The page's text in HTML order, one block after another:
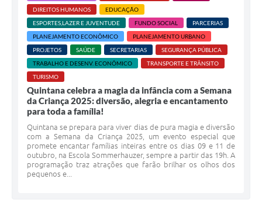
DIREITOS HUMANOS
EDUCAÇÃO
ESPORTES,LAZER E JUVENTUDE
FUNDO SOCIAL
PARCERIAS
PLANEJAMENTO ECONÔMICO
PLANEJAMENTO URBANO
PROJETOS
SAÚDE SECRETARIAS
SEGURANÇA PÚBLICA
TRABALHO E DESENV. ECONÔMICO
TRANSPORTE E TRÂNSITO
TURISMO
Quintana celebra a magia da infância com a Semana
da Criança 2025: diversão, alegria e encantamento
para toda a família!
Quintana se prepara para viver dias de pura magia e diversão
com a Semana da Criança 2025, um evento especial que
promete encantar famílias inteiras entre os dias 09 e 11 de
outubro, na Escola Sommerhauzer, sempre a partir das 19h. A
programação traz atrações que farão brilhar os olhos dos
pequenos e...